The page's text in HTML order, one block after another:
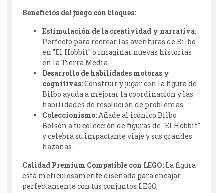
Beneficios del juego con bloques:
Estimulación de la creatividad y narrativa:
Perfecto para recrear las aventuras de Bilbo
en "El Hobbit" o imaginar nuevas historias
en la Tierra Media.
Desarrollo de habilidades motoras y
cognitivas:Construir y jugar con la figura de
Bilbo ayuda a mejorar la coordinación y las
habilidades de resolución de problemas.
Coleccionismo:Añade al icónico Bilbo
Bolsón a tu colección de figuras de "El Hobbit"
y celebra su impactante viaje y sus grandes
hazañas.
Calidad Premium Compatible con LEGO: La figura
está meticulosamente diseñada para encajar
perfectamente con tus conjuntos LEGO,